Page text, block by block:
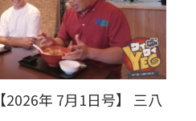
2026年 7月1日号】 三八